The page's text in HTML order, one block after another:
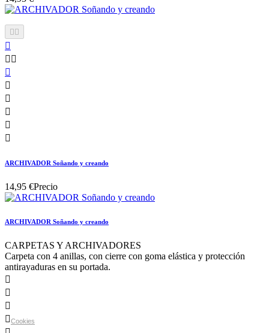
 

 






ARCHIVADOR Soñando y creando
14,95 €Precio
ARCHIVADOR Soñando y creando
CARPETAS Y ARCHIVADORES
Carpeta con 4 anillas, con cierre con goma elástica y protección
antirayaduras en su portada.



Cookies